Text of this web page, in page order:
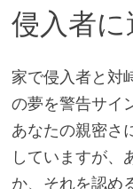
侵入者
家で侵入者と対
の夢を警告サイ
あなたの親密さ
していますが、
か、それを認め